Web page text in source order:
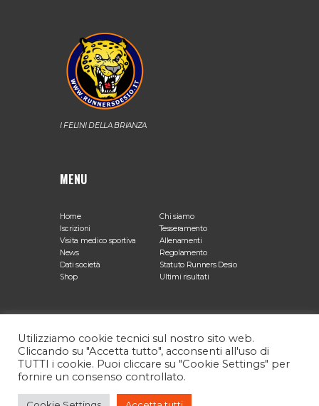
I FELINI DELLA BRIANZA
MENU
Home
Chi siamo
Iscrizioni
Tesseramento
Visita medico sportiva
Allenamenti
News
Regolamento
Dati società
Statuto Runners Desio
Shop
Ultimi risultati
SEDE OPERATIVA
Via Agnesi, 12 Desio (MB)
Utilizziamo cookie tecnici sul nostro sito web.
Cliccando su "Accetta tutto", acconsenti all'uso di
TUTTI i cookie. Puoi cliccare su "Cookie Settings" per
fornire un consenso controllato.